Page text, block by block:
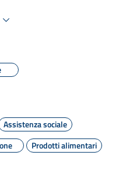
Assistenza sociale
Prodotti alimentari